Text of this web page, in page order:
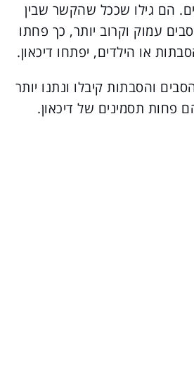
במשך 19 שנים. הם גילו שככל שהקשר שבין
עמוק וקרוב יותר, כך פחתו
או הילדים, יפתחו דיכאון.
והסבתות קיבלו ונתנו יותר
פחות תסמינים של דיכאון.